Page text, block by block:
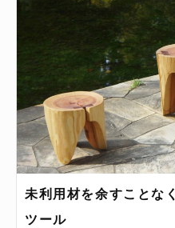
未利用材を余すことな
ツール